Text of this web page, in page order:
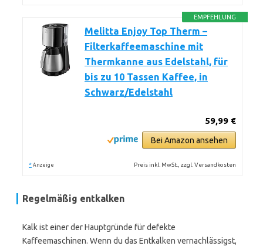
EMPFEHLUNG
Melitta Enjoy Top Therm –
Filterkaffeemaschine mit
Thermkanne aus Edelstahl, für
bis zu 10 Tassen Kaffee, in
Schwarz/Edelstahl
59,99 €
Bei Amazon ansehen
* Anzeige Preis inkl. MwSt., zzgl. Versandkosten
Regelmäßig entkalken
Kalk ist einer der Hauptgründe für defekte
Kaffeemaschinen. Wenn du das Entkalken vernachlässigst,